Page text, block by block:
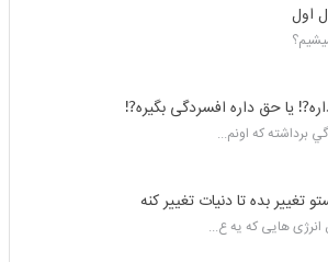
اول
یا حق داره افسردگی بگیره⁉️
برداشته كه اونم...
تغییر بده تا دنیات تغییر کنه
انرژی هایی که یه ع...